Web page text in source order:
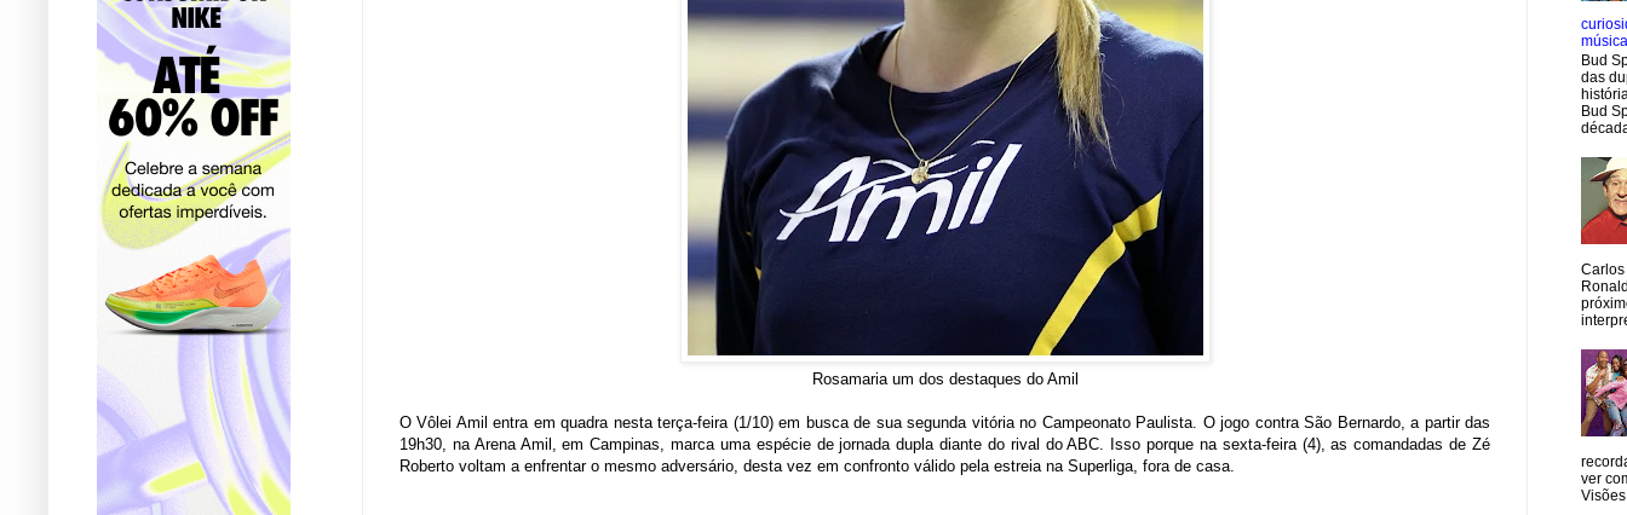
Rosamaria um dos destaques do Amil
O Vôlei Amil entra em quadra nesta terça-feira (1/10) em busca de sua segunda vitória no Campeonato Paulista. O jogo contra São Bernardo, a partir das
19h30, na Arena Amil, em Campinas, marca uma espécie de jornada dupla diante do rival do ABC. Isso porque na sexta-feira (4), as comandadas de Zé
Roberto voltam a enfrentar o mesmo adversário, desta vez em confronto válido pela estreia na Superliga, fora de casa.
Bud
das
Bud
Carlos
ver